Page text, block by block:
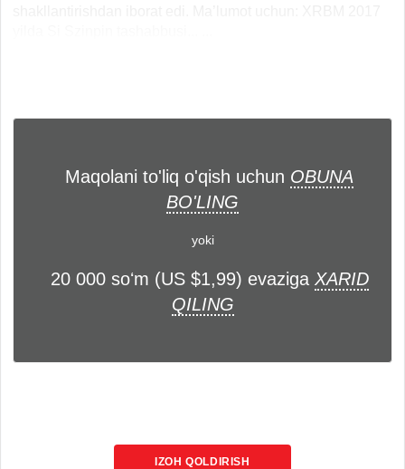
Maqolani to'liq o'qish uchun OBUNA
BO'LING
yoki
20 000 soʻm (US $1,99) evaziga XARID
QILING
IZOH QOLDIRISH